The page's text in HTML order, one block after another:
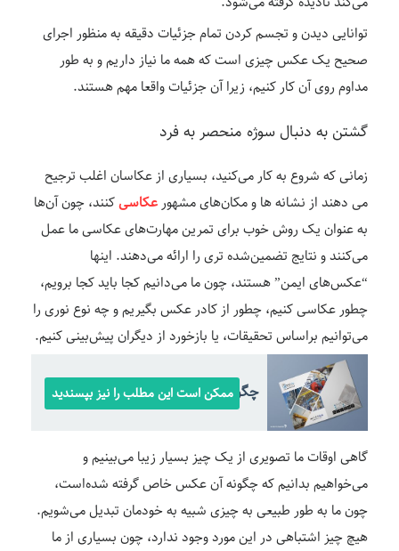
توانایی دیدن و تجسم کردن تمام جزئیات دقیقه به منظور اجرای
صحیح یک عکس چیزی است که همه ما نیاز داریم و به طور
مداوم روی آن کار کنیم، زیرا آن جزئیات واقعا مهم هستند.
گشتن به دنبال سوژه منحصر به فرد
زمانی که شروع به کار می‌کنید، بسیاری از عکاسان اغلب ترجیح
می دهند از نشانه‌ ها و مکان‌های مشهورعکاسیکنند، چون آن‌ها
به عنوان یک روش خوب برای تمرین مهارت‌های عکاسی ما عمل
می‌کنند و نتایج تضمین‌شده تری را ارائه می‌دهند. اینها
“عکس‌های ایمن” هستند، چون ما می‌دانیم کجا باید کجا برویم،
چطور عکاسی کنیم، چطور از کادر عکس بگیریم و چه نوع نوری را
می‌توانیم براساس تحقیقات، یا بازخورد از دیگران پیش‌بینی کنیم.
چگونه یک کاتالوگ طراحی کنیم
ممکن است این مطلب را نیز بپسندید
گاهی اوقات ما تصویری از یک چیز بسیار زیبا می‌بینیم و
می‌خواهیم بدانیم که چگونه آن عکس خاص گرفته شده‌است،
چون ما به طور طبیعی به چیزی شبیه به خودمان تبدیل می‌شویم.
هیچ چیز اشتباهی در این مورد وجود ندارد، چون بسیاری از ما